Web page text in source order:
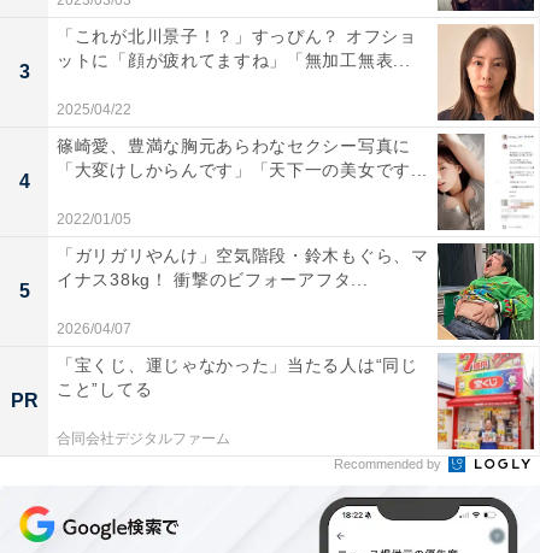
3
「これが北川景子！？」すっぴん？ オフショ
ットに「顔が疲れてますね」「無加工無表...
2025/04/22
4
篠崎愛、豊満な胸元あらわなセクシー写真に
「大変けしからんです」「天下一の美女です...
2022/01/05
5
「ガリガリやんけ」空気階段・鈴木もぐら、マ
イナス38kg！ 衝撃のビフォーアフタ...
2026/04/07
PR
「宝くじ、運じゃなかった」当たる人は“同じ
こと”してる
合同会社デジタルファーム
Recommended by